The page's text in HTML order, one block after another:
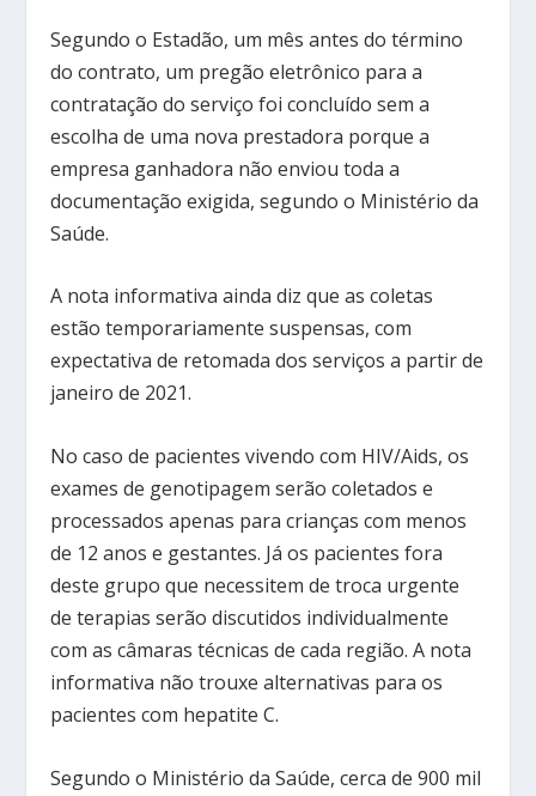
Segundo o Estadão, um mês antes do término
do contrato, um pregão eletrônico para a
contratação do serviço foi concluído sem a
escolha de uma nova prestadora porque a
empresa ganhadora não enviou toda a
documentação exigida, segundo o Ministério da
Saúde.
A nota informativa ainda diz que as coletas
estão temporariamente suspensas, com
expectativa de retomada dos serviços a partir de
janeiro de 2021.
No caso de pacientes vivendo com HIV/Aids, os
exames de genotipagem serão coletados e
processados apenas para crianças com menos
de 12 anos e gestantes. Já os pacientes fora
deste grupo que necessitem de troca urgente
de terapias serão discutidos individualmente
com as câmaras técnicas de cada região. A nota
informativa não trouxe alternativas para os
pacientes com hepatite C.
Segundo o Ministério da Saúde, cerca de 900 mil